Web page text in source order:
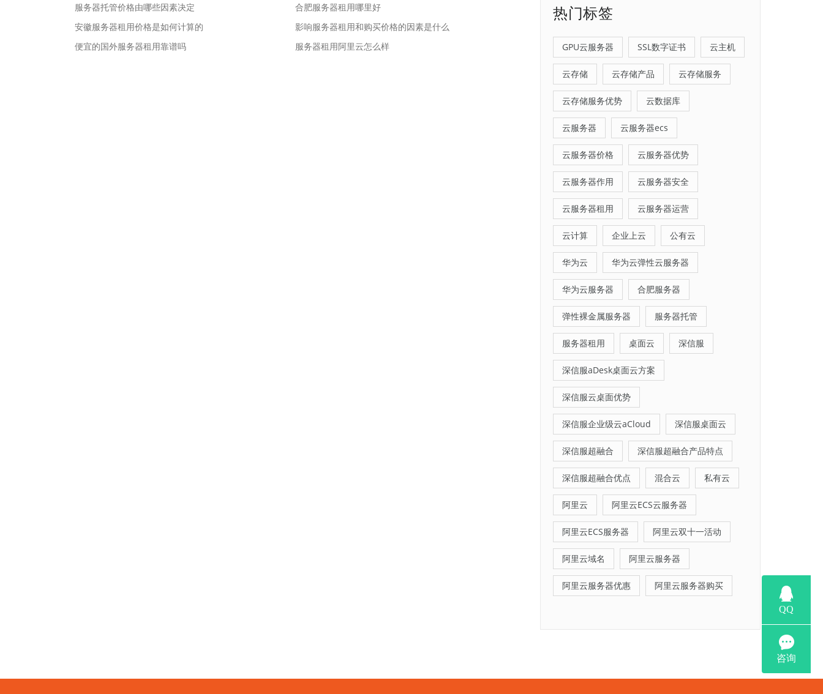
服务器托管价格由哪些因素决定
合肥服务器租用哪里好
安徽服务器租用价格是如何计算的
影响服务器租用和购买价格的因素是什么
便宜的国外服务器租用靠谱吗
服务器租用阿里云怎么样
热门标签
GPU云服务器 SSL数字证书 云主机
云存储 云存储产品 云存储服务
云存储服务优势 云数据库
云服务器 云服务器ecs
云服务器价格 云服务器优势
云服务器作用 云服务器安全
云服务器租用 云服务器运营
云计算 企业上云 公有云
华为云 华为云弹性云服务器
华为云服务器 合肥服务器
弹性裸金属服务器 服务器托管
服务器租用 桌面云 深信服
深信服aDesk桌面云方案
深信服云桌面优势
深信服企业级云aCloud 深信服桌面云
深信服超融合 深信服超融合产品特点
深信服超融合优点 混合云 私有云
阿里云 阿里云ECS云服务器
阿里云ECS服务器 阿里云双十一活动
阿里云域名 阿里云服务器
阿里云服务器优惠 阿里云服务器购买